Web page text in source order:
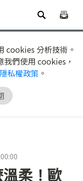
cookies 分析技術。
們使用 cookies，
隱私權政策 。
柔！歐